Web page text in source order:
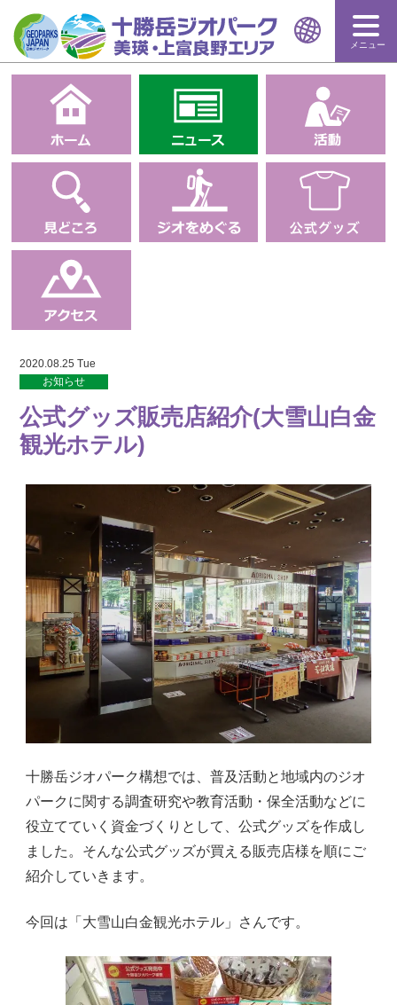
メニュー
2020.08.25 Tue
お知らせ
公式グッズ販売店紹介(大雪山白金
観光ホテル)
十勝岳ジオパーク構想では、普及活動と地域内のジオ
パークに関する調査研究や教育活動・保全活動などに
役立てていく資金づくりとして、公式グッズを作成し
ました。そんな公式グッズが買える販売店様を順にご
紹介していきます。
今回は「大雪山白金観光ホテル」さんです。